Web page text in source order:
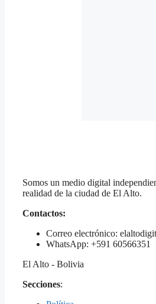
Somos un medio digital
realidad de la ciudad de El Alto.
Contactos:
Correo electrónico:
WhatsApp: +591 60566351
El Alto - Bolivia
Secciones: